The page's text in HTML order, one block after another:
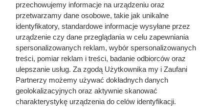
Gdyby nie ten król, Polska
zniknęłaby z mapy Europy. Wrócił
z wygnania z zaledwie 500
przechowujemy informacje na urządzeniu oraz
przetwarzamy dane osobowe, takie jak unikalne
identyfikatory, standardowe informacje wysyłane przez
urządzenie czy dane przeglądania w celu zapewniania
spersonalizowanych reklam, wybór spersonalizowanych
treści, pomiar reklam i treści, badanie odbiorców oraz
ulepszanie usług. Za zgodą Użytkownika my i Zaufani
Partnerzy możemy używać dokładnych danych
geolokalizacyjnych oraz aktywnie skanować
charakterystykę urządzenia do celów identyfikacji.